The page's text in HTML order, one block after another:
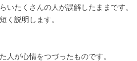
いたくさんの人が誤解したままです。
く説明します。
情をつづったものです。